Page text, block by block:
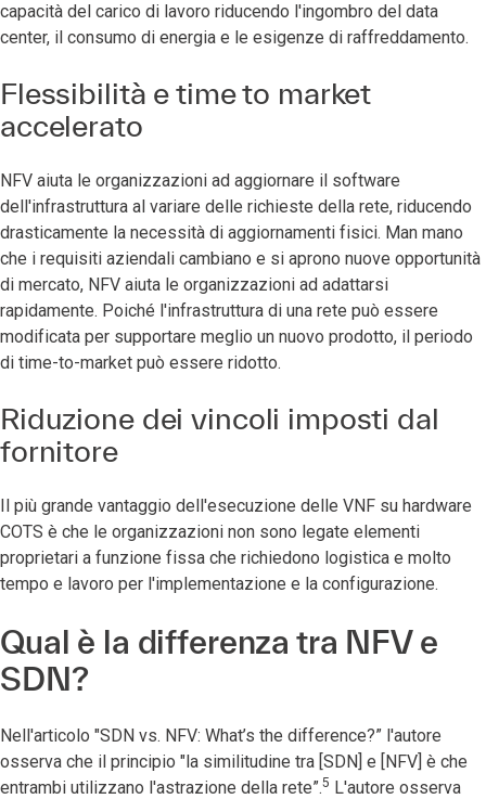
capacità del carico di lavoro riducendo l'ingombro del data
center, il consumo di energia e le esigenze di raffreddamento.
Flessibilità e time to market
accelerato
NFV aiuta le organizzazioni ad aggiornare il software
dell'infrastruttura al variare delle richieste della rete, riducendo
drasticamente la necessità di aggiornamenti fisici. Man mano
che i requisiti aziendali cambiano e si aprono nuove opportunità
di mercato, NFV aiuta le organizzazioni ad adattarsi
rapidamente. Poiché l'infrastruttura di una rete può essere
modificata per supportare meglio un nuovo prodotto, il periodo
di time-to-market può essere ridotto.
Riduzione dei vincoli imposti dal
fornitore
Il più grande vantaggio dell'esecuzione delle VNF su hardware
COTS è che le organizzazioni non sono legate elementi
proprietari a funzione fissa che richiedono logistica e molto
tempo e lavoro per l'implementazione e la configurazione.
Qual è la differenza tra NFV e
SDN?
Nell'articolo "SDN vs. NFV: What’s the difference?” l'autore
osserva che il principio "la similitudine tra [SDN] e [NFV] è che
entrambi utilizzano l'astrazione della rete”.5 L'autore osserva